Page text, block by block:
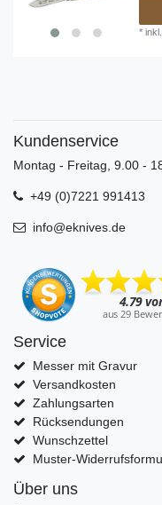
*
Kundenservice
Montag - Freitag, 9.00 -
+49 (0)7221 991413
info@eknives.de
Service
Messer mit Gravur
Versandkosten
Zahlungsarten
Rücksendungen
Wunschzettel
Muster-
Über uns